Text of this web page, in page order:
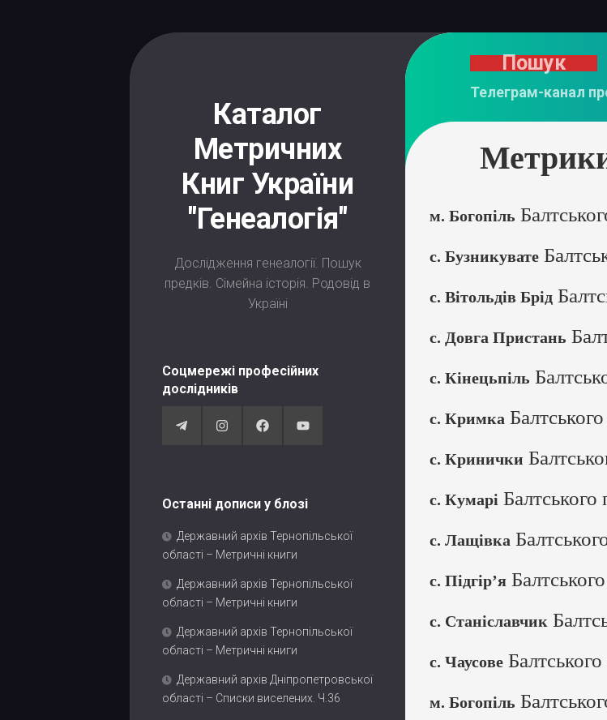
Каталог
Метричних
Книг України
"Генеалогія"
Дослідження генеалогії. Пошук
предків. Сімейна історія. Родовід в
Україні
Соцмережі професійних
дослідників
Останні дописи у блозі
Державний архів Тернопільської
області – Метричні книги
Державний архів Тернопільської
області – Метричні книги
Державний архів Тернопільської
області – Метричні книги
Державний архів Дніпропетровської
області – Списки виселених. Ч.36
Пошук
Телеграм-канал
м. Богопіль
с. Бузникувате
с. Вітольдів Брід
с. Довга Пристань
с. Кінецьпіль
с. Кримка
с. Кринички
с. Кумарі Балтського
с. Лащівка
с. Підгір’я
с. Станіславчик
с. Чаусове
м. Богопіль